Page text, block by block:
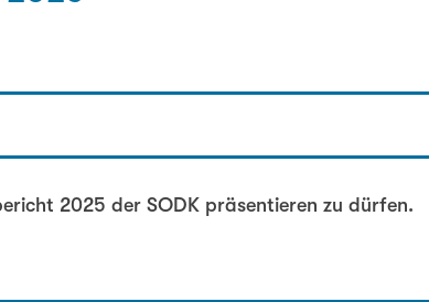
2025 der SODK präsentieren zu dürfen.